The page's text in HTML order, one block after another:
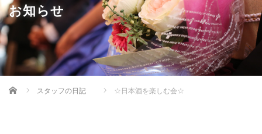
お知らせ
Home スタッフの日記 ☆日本酒を楽しむ会☆